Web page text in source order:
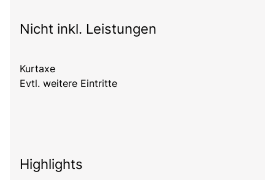
Nicht inkl. Leistungen
Kurtaxe
Evtl. weitere Eintritte
Highlights